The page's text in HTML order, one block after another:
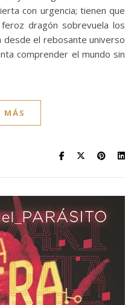
con urgencia; tienen que
dragón sobrevuela los
desde el rebosante universo
comprender el mundo sin
MÁS